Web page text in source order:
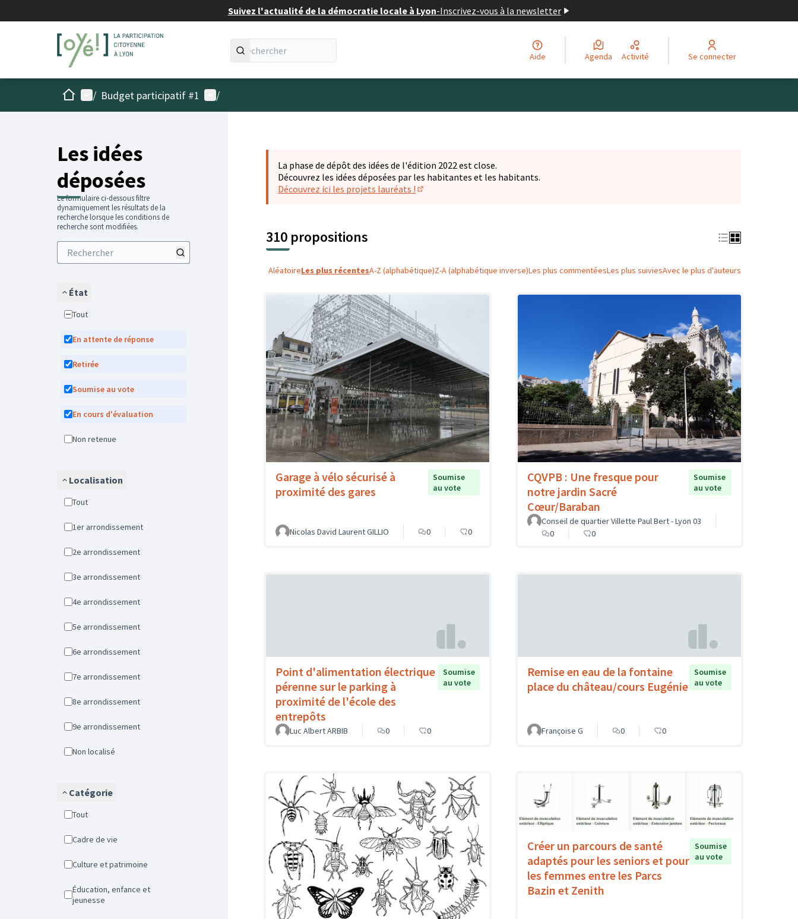
Suivez l'actualité de la démocratie locale à Lyon-Inscrivez-vous à la newsletter
Aide Agenda Activité Se connecter
AccueilMenu principal
/ Budget participatif #1 Menu utilisateur
/
Les idées
déposées
Le formulaire ci-dessous filtre
dynamiquement les résultats de la
recherche lorsque les conditions de
recherche sont modifiées.
État
Tout
En attente de réponse
Retirée
Soumise au vote
En cours d'évaluation
Non retenue
Localisation
Tout
1er arrondissement
2e arrondissement
3e arrondissement
4e arrondissement
5e arrondissement
6e arrondissement
7e arrondissement
8e arrondissement
9e arrondissement
Non localisé
Catégorie
Tout
Cadre de vie
Culture et patrimoine
Éducation, enfance et
jeunesse
La phase de dépôt des idées de l'édition 2022 est close.
Découvrez les idées déposées par les habitantes et les habitants.
Découvrez ici les projets lauréats !
310 propositions
AléatoireLes plus récentesA-Z (alphabétique)Z-A (alphabétique inverse)Les plus commentéesLes plus suiviesAvec le plus d'auteurs
Garage à vélo sécurisé à
proximité des gares
Soumise
au vote
Nicolas David Laurent GILLIO 0 0
CQVPB : Une fresque pour
notre jardin Sacré
Cœur/Baraban
Soumise
au vote
Conseil de quartier Villette Paul Bert - Lyon 03
0
0
Point d'alimentation électrique
pérenne sur le parking à
proximité de l'école des
entrepôts
Soumise
au vote
Luc Albert ARBIB 0 0
Remise en eau de la fontaine
place du château/cours Eugénie
Soumise
au vote
Françoise G 0 0
Créer un parcours de santé
adaptés pour les seniors et pour
les femmes entre les Parcs
Bazin et Zenith
Soumise
au vote